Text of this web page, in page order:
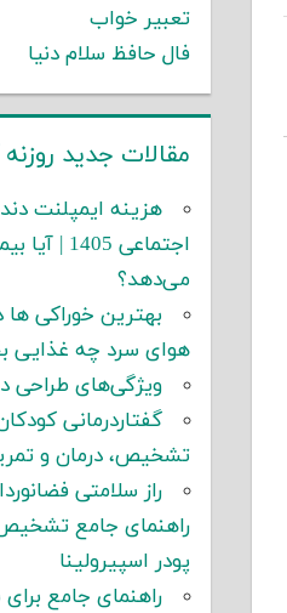
تعبیر خواب
فال حافظ سلام دنیا
مقالات جدید روزنه
هزینه ایمپلنت
اجتماعی
می‌دهد؟
بهترین خوراکی ها
هوای سرد چه غذایی
ویژگی‌های طراحی
گفتاردرمانی
تشخیص، درمان و
راز سلامتی
راهنمای جامع
پودر اسپیرولینا
راهنمای جامع